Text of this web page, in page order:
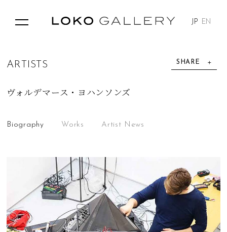
JP EN
SHARE
AR T I S T S
ヴォルデマース・ヨハンソンズ
Biography Works Artist News